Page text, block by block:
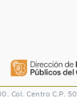
Col. Centro C.P.